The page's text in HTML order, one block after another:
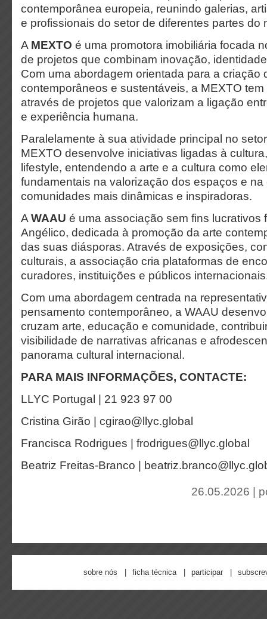
contemporânea europeia, reunindo galerias,
e profissionais do setor de diferentes partes do
A MEXTO é uma promotora imobiliária focada
de projetos que combinam inovação,
Com uma abordagem orientada para a criação
contemporâneos e sustentáveis, a MEXTO
através de projetos que valorizam a ligação
e experiência humana.
Paralelamente à sua atividade principal no
MEXTO desenvolve iniciativas ligadas à
lifestyle, entendendo a arte e a cultura como
fundamentais na valorização dos espaços e
comunidades mais dinâmicas e inspiradoras.
A WAAU é uma associação sem fins lucrativos
Angélico, dedicada à promoção da arte
das suas diásporas. Através de exposições,
culturais, a associação cria plataformas de
curadores, instituições e públicos
Com uma abordagem centrada na
pensamento contemporâneo, a WAAU
cruzam arte, educação e comunidade,
visibilidade de narrativas africanas e
panorama cultural internacional.
PARA MAIS INFORMAÇÕES, CONTACTE:
LLYC Portugal | 21 923 97 00
Cristina Girão | cgirao@llyc.global
Francisca Rodrigues | frodrigues@llyc.global
Beatriz Freitas-Branco |
26.05.2026 |
sobre nós ficha técnica participar